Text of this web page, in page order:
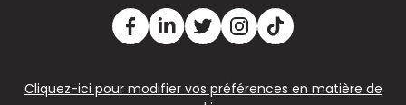
Cliquez-ici pour modifier vos préférences en matière de